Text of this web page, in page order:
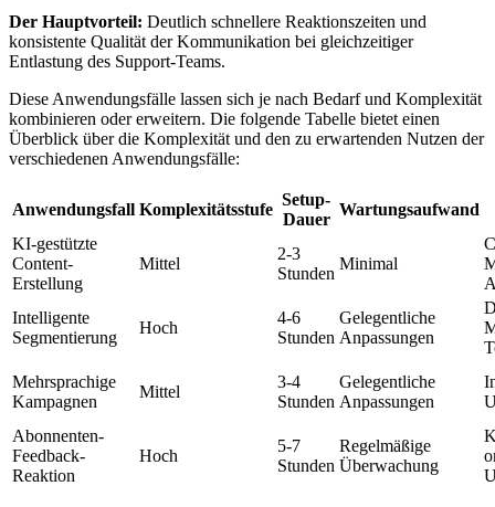
Der Hauptvorteil: Deutlich schnellere Reaktionszeiten und
konsistente Qualität der Kommunikation bei gleichzeitiger
Entlastung des Support-Teams.
Diese Anwendungsfälle lassen sich je nach Bedarf und Komplexität
kombinieren oder erweitern. Die folgende Tabelle bietet einen
Überblick über die Komplexität und den zu erwartenden Nutzen der
verschiedenen Anwendungsfälle:
Anwendungsfall Komplexitätsstufe
Setup-
Dauer
Wartungsaufwand
KI-gestützte
Content-
Erstellung
Mittel
2-3
Stunden
Minimal
Intelligente
Segmentierung
Hoch
4-6
Stunden
Gelegentliche
Anpassungen
Mehrsprachige
Kampagnen
Mittel
3-4
Stunden
Gelegentliche
Anpassungen
Abonnenten-
Feedback-
Reaktion
Hoch
5-7
Stunden
Regelmäßige
Überwachung